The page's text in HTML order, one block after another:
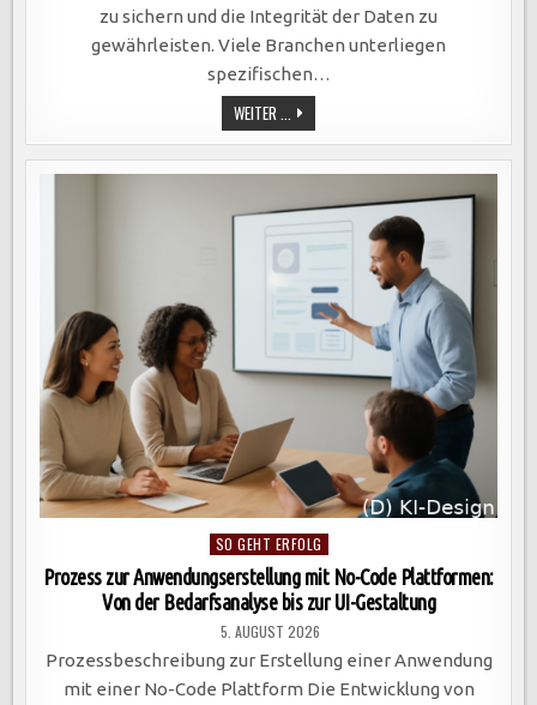
zu sichern und die Integrität der Daten zu
gewährleisten. Viele Branchen unterliegen
spezifischen…
WEITER ... COMPLIANCE-
ANFORDERUNGEN
IM
EDGE
COMPUTING:
ZU
DATENSCHUTZ,
KUNDENTRUST
UND
INTEGRER
DATENVERARBEITUNG
Posted
in
SO GEHT ERFOLG
Prozess zur Anwendungserstellung mit No-Code Plattformen:
Von der Bedarfsanalyse bis zur UI-Gestaltung
5. AUGUST 2026
Prozessbeschreibung zur Erstellung einer Anwendung
mit einer No-Code Plattform Die Entwicklung von